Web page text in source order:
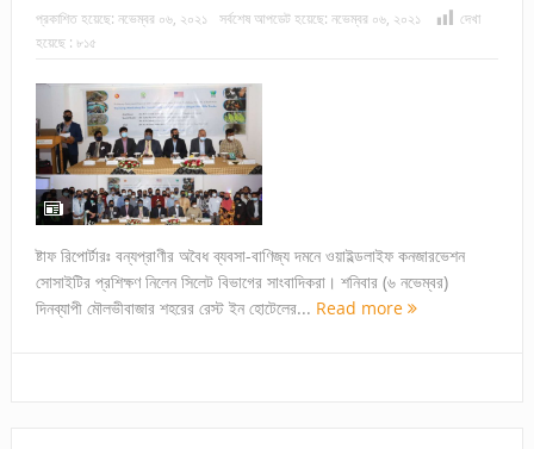
প্রকাশিত হয়েছে: নভেম্বর ০৬, ২০২১ সর্বশেষ আপডেট হয়েছে: নভেম্বর ০৬, ২০২১
দেখা
হয়েছে : ৮১৫
ষ্টাফ রিপোর্টারঃ বন্যপ্রাণীর অবৈধ ব্যবসা-বাণিজ্য দমনে ওয়াইল্ডলাইফ কনজারভেশন
সোসাইটির প্রশিক্ষণ নিলেন সিলেট বিভাগের সাংবাদিকরা। শনিবার (৬ নভেম্বর)
দিনব্যাপী মৌলভীবাজার শহরের রেস্ট ইন হোটেলের... Read more